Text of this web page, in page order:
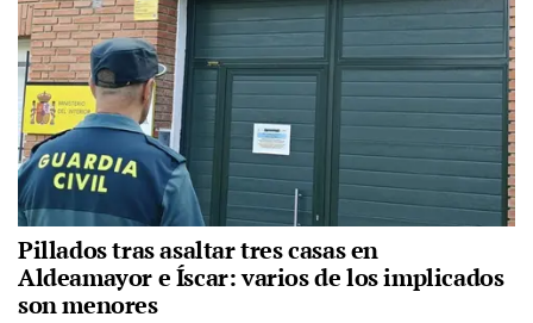
Pillados tras asaltar tres casas en
Aldeamayor e Íscar: varios de los implicados
son menores